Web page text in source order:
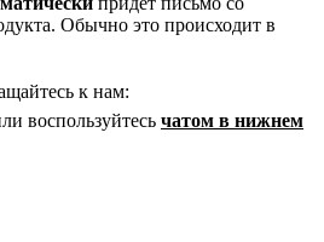
Обычно это происходит в
к нам:
воспользуйтесь чатом в нижнем